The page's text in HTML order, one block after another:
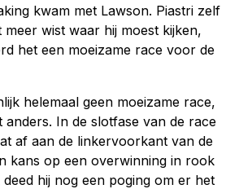
kwam met Lawson. Piastri zelf
meer wist waar hij moest kijken,
het een moeizame race voor de
helemaal geen moeizame race,
anders. In de slotfase van de race
af aan de linkervoorkant van de
kans op een overwinning in rook
deed hij nog een poging om er het